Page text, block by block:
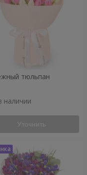
тюльпан
наличии
Уточнить